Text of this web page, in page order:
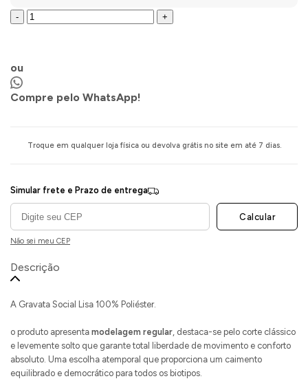
- +
ou
Compre pelo WhatsApp!
Troque em qualquer loja física ou devolva grátis no site em até 7 dias.
Simular frete e Prazo de entrega
Calcular
Não sei meu CEP
Descrição
A Gravata Social Lisa 100% Poliéster.
o produto apresenta modelagem regular, destaca-se pelo corte clássico
e levemente solto que garante total liberdade de movimento e conforto
absoluto. Uma escolha atemporal que proporciona um caimento
equilibrado e democrático para todos os biotipos.